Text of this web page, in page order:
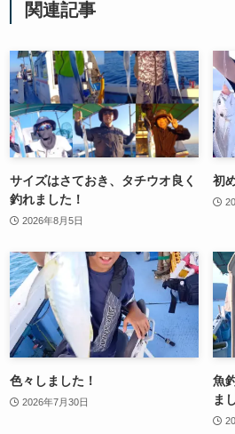
関連記事
サイズはさておき、タチウオ良く
釣れました！
2026年8月5日
初
色々しました！
2026年7月30日
魚
ま